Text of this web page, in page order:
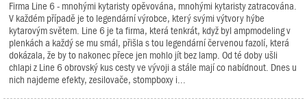
Firma Line 6 - mnohými kytaristy opěvována, mnohými kytaristy zatracována.
V každém případě je to legendární výrobce, který svými výtvory hýbe
kytarovým světem. Line 6 je ta firma, která tenkrát, když byl ampmodeling v
plenkách a každý se mu smál, přišla s tou legendární červenou fazolí, která
dokázala, že by to nakonec přece jen mohlo jít bez lamp. Od té doby ušli
chlapi z Line 6 obrovský kus cesty ve vývoji a stále mají co nabídnout. Dnes u
nich najdeme efekty, zesilovače, stompboxy i...